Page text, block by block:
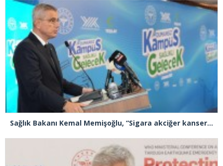
Sağlık Bakanı Kemal Memişoğlu, “Sigara akciğer kanserinde Türkiye’yi dünyada 1 numara yaptı”